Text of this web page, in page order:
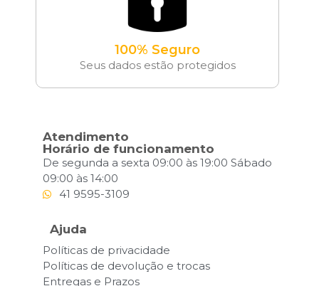
100% Seguro
Seus dados estão protegidos
Atendimento
Horário de funcionamento
De segunda a sexta 09:00 às 19:00 Sábado
09:00 às 14:00
41 9595-3109
Ajuda
Políticas de privacidade
Políticas de devolução e trocas
Entregas e Prazos